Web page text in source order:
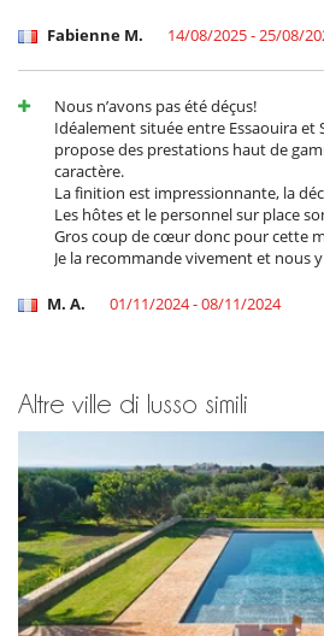
Camini
Salone e sala da mangiare nello stesso posto
Salone TV
Personale
Casa con personale
Cuoco / Donna delle pulizie
Fabienne M. 14/08/2025 - 25/08/
Nous n’avons pas été déçus!
Idéalement située entre Essaouira et
propose des prestations haut de
caractère.
La finition est impressionnante, la
Les hôtes et le personnel sur place
Gros coup de cœur donc pour cette
Je la recommande vivement et nous
M. A. 01/11/2024 - 08/11/2024
Altre ville di lusso simili